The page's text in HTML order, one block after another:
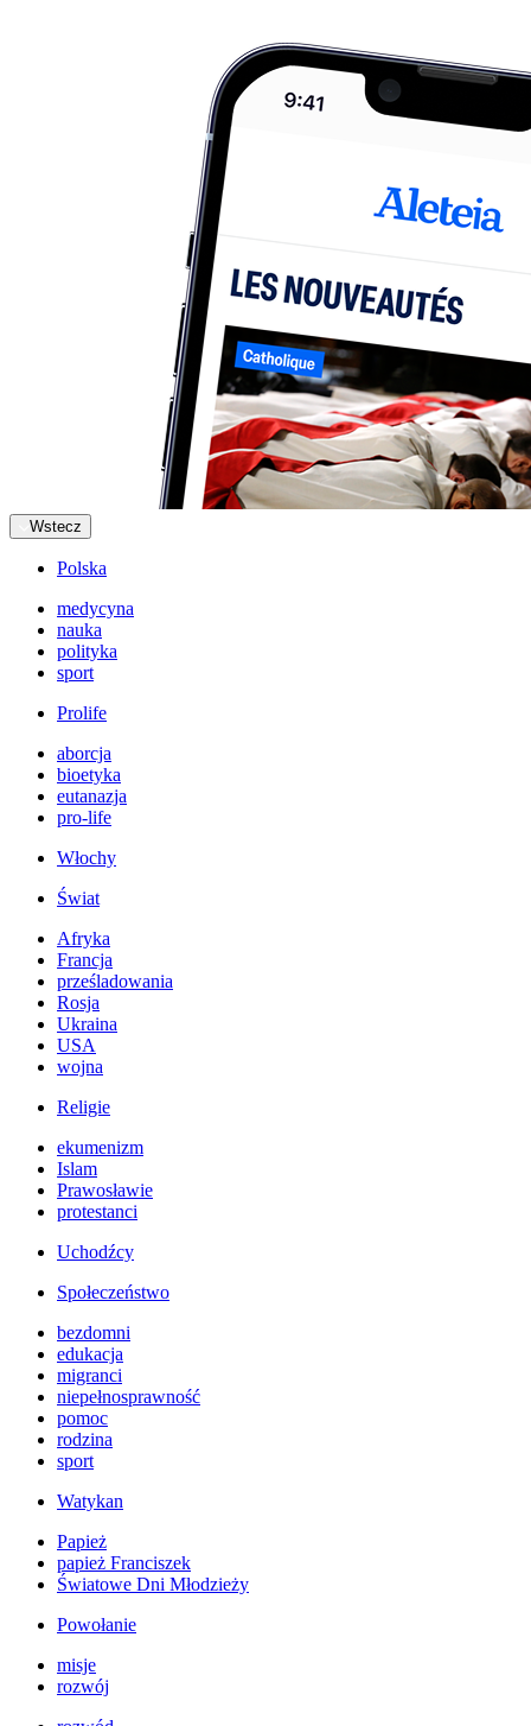
Wstecz
Polska
medycyna
nauka
polityka
sport
Prolife
aborcja
bioetyka
eutanazja
pro-life
Włochy
Świat
Afryka
Francja
prześladowania
Rosja
Ukraina
USA
wojna
Religie
ekumenizm
Islam
Prawosławie
protestanci
Uchodźcy
Społeczeństwo
bezdomni
edukacja
migranci
niepełnosprawność
pomoc
rodzina
sport
Watykan
Papież
papież Franciszek
Światowe Dni Młodzieży
Powołanie
misje
rozwój